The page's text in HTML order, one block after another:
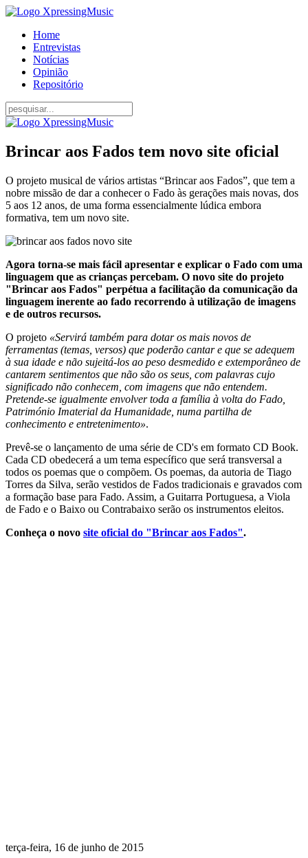
Home
Entrevistas
Notícias
Opinião
Repositório
Brincar aos Fados tem novo site oficial
O projeto musical de vários artistas “Brincar aos Fados”, que tem a
nobre missão de dar a conhecer o Fado às gerações mais novas, dos
5 aos 12 anos, de uma forma essencialmente lúdica embora
formativa, tem um novo site.
Agora torna-se mais fácil apresentar e explicar o Fado com uma
linguagem que as crianças percebam. O novo site do projeto
"Brincar aos Fados" perpétua a facilitação da comunicação da
linguagem inerente ao fado recorrendo à utilização de imagens
e de outros recursos.
O projeto «Servirá também para dotar os mais novos de
ferramentas (temas, versos) que poderão cantar e que se adequem
à sua idade e não sujeitá-los ao peso desmedido e extemporâneo de
cantarem sentimentos que não são os seus, com palavras cujo
significado não conhecem, com imagens que não entendem.
Pretende-se igualmente envolver toda a família à volta do Fado,
Património Imaterial da Humanidade, numa partilha de
conhecimento e entretenimento».
Prevê-se o lançamento de uma série de CD's em formato CD Book.
Cada CD obedecerá a um tema específico que será transversal a
todos os poemas que o compõem. Os poemas, da autoria de Tiago
Torres da Silva, serão vestidos de Fados tradicionais e gravados com
a formação base para Fado. Assim, a Guitarra Portuguesa, a Viola
de Fado e o Baixo ou Contrabaixo serão os instrumentos eleitos.
Conheça o novo site oficial do "Brincar aos Fados".
terça-feira, 16 de junho de 2015